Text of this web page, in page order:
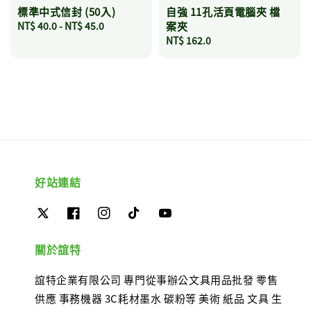
標準中式信封 (50入)
Regular
NT$ 40.0- NT$ 45.0
自強 11孔活頁電腦夾 檔
案夾
Regular
NT$ 162.0
好站連結
關於誼特
誼特企業有限公司 專門從事辦公文具用品批發 零售
供應 事務機器 3C耗材墨水 碳粉等 美術 紙品 文具 生